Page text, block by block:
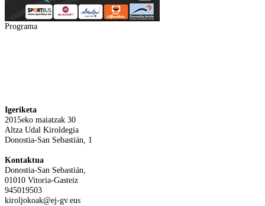
Programa
Igeriketa
2015eko maiatzak 30
Altza Udal Kiroldegia
Donostia-San Sebastián, 1
Kontaktua
Donostia-San Sebastián,
01010 Vitoria-Gasteiz
945019503
kiroljokoak@ej-gv.eus